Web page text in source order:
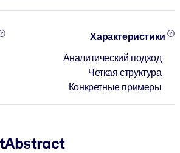
Характеристики
Аналитический подход
Четкая структура
Конкретные примеры